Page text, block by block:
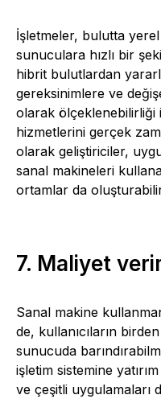
İşletmeler, bulutta
sunuculara hızlı bir
hibrit bulutlardan
gereksinimlere ve
olarak ölçeklenebilirliği
hizmetlerini gerçek
olarak geliştiriciler,
sanal makineleri
ortamlar da
7. Maliyet
Sanal makine
de, kullanıcıların
sunucuda
işletim sistemine
ve çeşitli uygulamaları